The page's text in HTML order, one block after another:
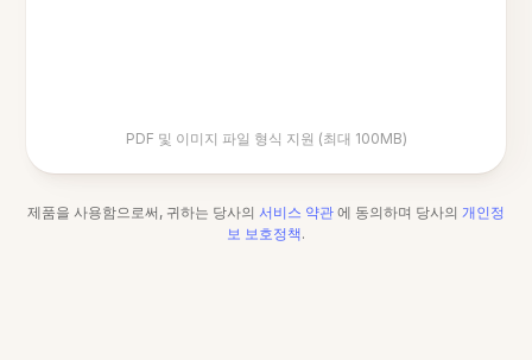
PDF 및 이미지 파일 형식 지원 (최대 100MB)
제품을 사용함으로써, 귀하는 당사의 서비스 약관 에 동의하며 당사의 개인정
보 보호정책.